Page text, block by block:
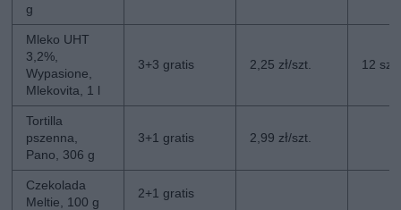
g
Mleko UHT
3,2%,
Wypasione,
Mlekovita, 1 l
3+3 gratis 2,25 zł/szt. 12 szt.
Tortilla
pszenna,
Pano, 306 g
3+1 gratis 2,99 zł/szt.
Czekolada
Meltie, 100 g
2+1 gratis